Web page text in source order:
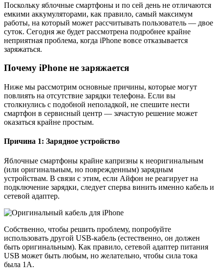
Поскольку яблочные смартфоны и по сей день не отличаются
емкими аккумуляторами, как правило, самый максимум
работы, на который может рассчитывать пользователь — двое
суток. Сегодня же будет рассмотрена подробнее крайне
неприятная проблема, когда iPhone вовсе отказывается
заряжаться.
Почему iPhone не заряжается
Ниже мы рассмотрим основные причины, которые могут
повлиять на отсутствие зарядки телефона. Если вы
столкнулись с подобной неполадкой, не спешите нести
смартфон в сервисный центр — зачастую решение может
оказаться крайне простым.
Причина 1: Зарядное устройство
Яблочные смартфоны крайне капризны к неоригинальным
(или оригинальным, но поврежденным) зарядным
устройствам. В связи с этим, если Айфон не реагирует на
подключение зарядки, следует сперва винить именно кабель и
сетевой адаптер.
Собственно, чтобы решить проблему, попробуйте
использовать другой USB-кабель (естественно, он должен
быть оригинальным). Как правило, сетевой адаптер питания
USB может быть любым, но желательно, чтобы сила тока
была 1А.